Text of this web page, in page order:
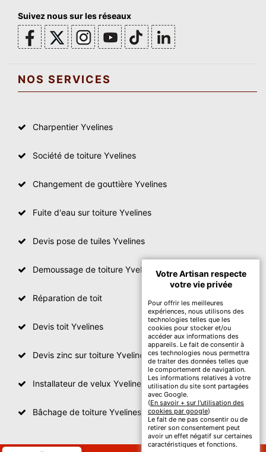
Suivez nous sur les réseaux
NOS SERVICES
Charpentier Yvelines
Société de toiture Yvelines
Changement de gouttière Yvelines
Fuite d'eau sur toiture Yvelines
Devis pose de tuiles Yvelines
Demoussage de toiture Yvelines
Réparation de toit
Devis toit Yvelines
Devis zinc sur toiture Yvelines
Installateur de velux Yvelines
Bâchage de toiture Yvelines
Votre Artisan respecte
votre vie privée
Pour offrir les meilleures
expériences, nous utilisons des
technologies telles que les
cookies pour stocker et/ou
accéder aux informations des
appareils. Le fait de consentir à
ces technologies nous permettra
de traiter des données telles que
le comportement de navigation.
Les informations relatives à votre
utilisation du site sont partagées
avec Google.
(En savoir + sur l'utilisation des
cookies par google)
Le fait de ne pas consentir ou de
retirer son consentement peut
avoir un effet négatif sur certaines
caractéristiques et fonctions.